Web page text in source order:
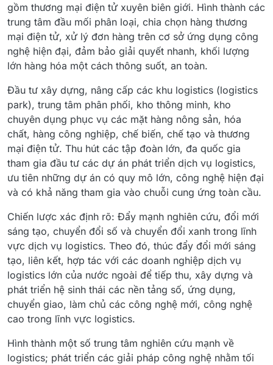
gồm thương mại điện tử xuyên biên giới. Hình thành các
trung tâm đầu mối phân loại, chia chọn hàng thương
mại điện tử, xử lý đơn hàng trên cơ sở ứng dụng công
nghệ hiện đại, đảm bảo giải quyết nhanh, khối lượng
lớn hàng hóa một cách thông suốt, an toàn.
Đầu tư xây dựng, nâng cấp các khu logistics (logistics
park), trung tâm phân phối, kho thông minh, kho
chuyên dụng phục vụ các mặt hàng nông sản, hóa
chất, hàng công nghiệp, chế biến, chế tạo và thương
mại điện tử. Thu hút các tập đoàn lớn, đa quốc gia
tham gia đầu tư các dự án phát triển dịch vụ logistics,
ưu tiên những dự án có quy mô lớn, công nghệ hiện đại
và có khả năng tham gia vào chuỗi cung ứng toàn cầu.
Chiến lược xác định rõ: Đẩy mạnh nghiên cứu, đổi mới
sáng tạo, chuyển đổi số và chuyển đổi xanh trong lĩnh
vực dịch vụ logistics. Theo đó, thúc đẩy đổi mới sáng
tạo, liên kết, hợp tác với các doanh nghiệp dịch vụ
logistics lớn của nước ngoài để tiếp thu, xây dựng và
phát triển hệ sinh thái các nền tảng số, ứng dụng,
chuyển giao, làm chủ các công nghệ mới, công nghệ
cao trong lĩnh vực logistics.
Hình thành một số trung tâm nghiên cứu mạnh về
logistics; phát triển các giải pháp công nghệ nhằm tối